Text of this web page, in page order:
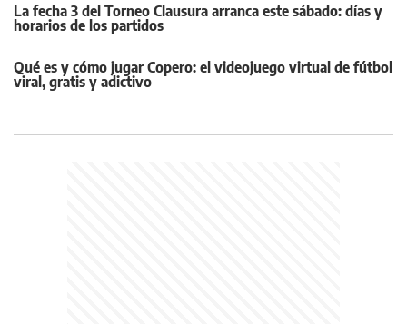
La fecha 3 del Torneo Clausura arranca este sábado: días y
horarios de los partidos
Qué es y cómo jugar Copero: el videojuego virtual de fútbol
viral, gratis y adictivo